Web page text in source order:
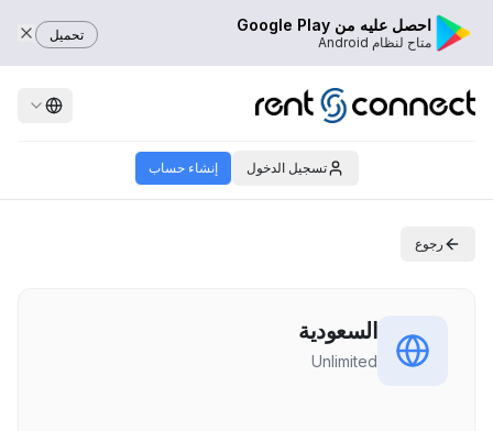
احصل عليه من Google Play
متاح لنظام Android تحميل
تسجيل الدخول إنشاء حساب
رجوع
السعودية
Unlimited